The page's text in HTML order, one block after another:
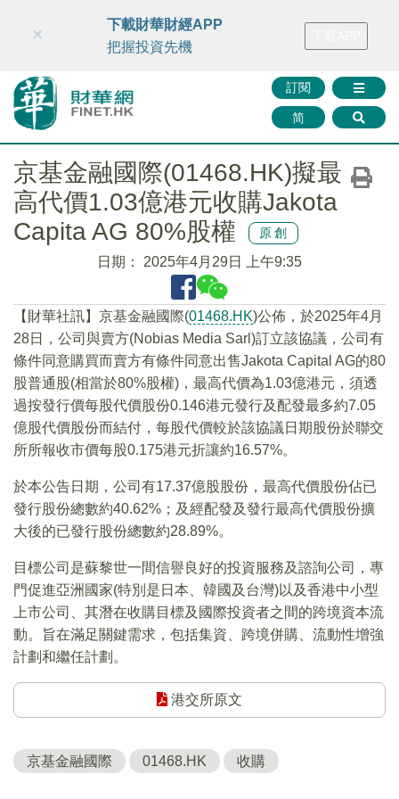
財華智庫網 FINTV FINMETA 財華證券 媒體矩陣
訂閱
简
×
下載財華財經APP
把握投資先機
京基金融國際(01468.HK)擬最
高代價1.03億港元收購Jakota
Capita AG 80%股權
原創
日期： 2025年4月29日 上午9:35
【財華社訊】京基金融國際(01468.HK)公佈，於2025年4月
28日，公司與賣方(Nobias Media Sarl)訂立該協議，公司有
條件同意購買而賣方有條件同意出售Jakota Capital AG的80
股普通股(相當於80%股權)，最高代價為1.03億港元，須透
過按發行價每股代價股份0.146港元發行及配發最多約7.05
億股代價股份而結付，每股代價較於該協議日期股份於聯交
所所報收市價每股0.175港元折讓約16.57%。
於本公告日期，公司有17.37億股股份，最高代價股份佔已
發行股份總數約40.62%；及經配發及發行最高代價股份擴
大後的已發行股份總數約28.89%。
目標公司是蘇黎世一間信譽良好的投資服務及諮詢公司，專
門促進亞洲國家(特別是日本、韓國及台灣)以及香港中小型
上市公司、其潛在收購目標及國際投資者之間的跨境資本流
動。旨在滿足關鍵需求，包括集資、跨境併購、流動性增強
計劃和繼任計劃。
港交所原文
京基金融國際 01468.HK 收購